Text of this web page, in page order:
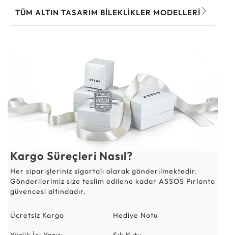
TÜM ALTIN TASARIM BILEKLIKLER MODELLERI
Kargo Süreçleri Nasıl?
Her siparişleriniz sigortalı olarak gönderilmektedir.
Gönderilerimiz size teslim edilene kadar ASSOS Pırlanta
güvencesi altındadır.
Ücretsiz Kargo Hediye Notu